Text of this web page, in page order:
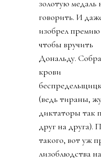
золотую медаль
говорить. И
изобрел
чтобы вручить
Дональду.
крови
(ведь тираны,
диктаторы так
друг на друга).
такого, вот уж
лизоблюдства